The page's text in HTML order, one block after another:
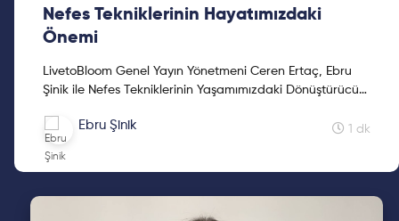
Nefes Tekniklerinin Hayatımızdaki
Önemi
LivetoBloom Genel Yayın Yönetmeni Ceren Ertaç, Ebru
Şinik ile Nefes Tekniklerinin Yaşamımızdaki Dönüştürücü
Ebru Şinik 1 dk